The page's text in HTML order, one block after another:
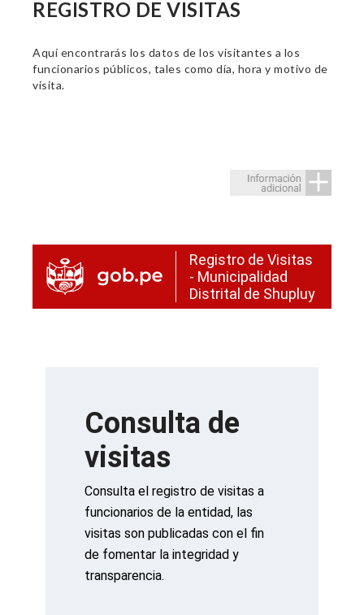
REGISTRO DE VISITAS
Aquí encontrarás los datos de los visitantes a los
funcionarios públicos, tales como día, hora y motivo de
visita.